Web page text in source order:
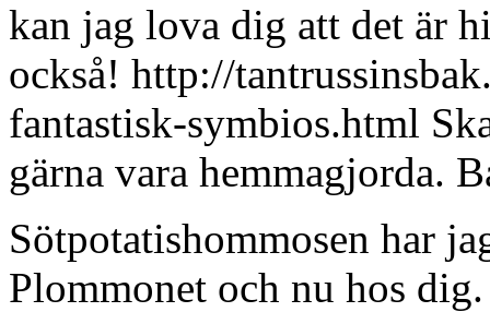
kan jag lova dig att det är
också! http://
fantastisk-symbios.html
gärna vara hemmagjorda.
Sötpotatishommosen har
Plommonet och nu hos